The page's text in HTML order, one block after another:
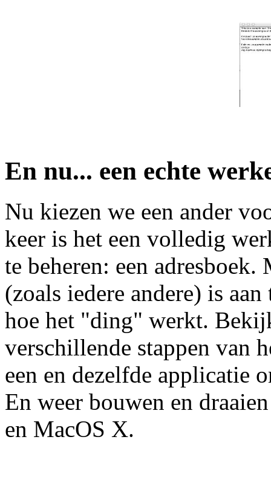
En nu... een echte
Nu kiezen we een ander
keer is het een volledig
te beheren: een
(zoals iedere andere) is
hoe het "ding" werkt.
verschillende stappen van
een en dezelfde applicatie
En weer bouwen en
en MacOS X.